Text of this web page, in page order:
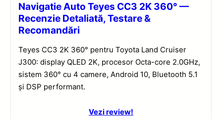
Navigatie Auto Teyes CC3 2K 360° —
Recenzie Detaliată, Testare &
Recomandări
Teyes CC3 2K 360° pentru Toyota Land Cruiser
J300: display QLED 2K, procesor Octa-core 2.0GHz,
sistem 360° cu 4 camere, Android 10, Bluetooth 5.1
și DSP performant.
Vezi review!